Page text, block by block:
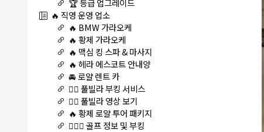
🏆 등급 업그레이드
🔥 직영 운영 업소
🔥 BMW 가라오케
🔥 황제 가라오케
🔥 맥심 킹 스파 & 마사지
🔥 헤라 에스코트 안내양
🚘 로얄 렌트 카
🏊‍♀️ 풀빌라 부킹 서비스
🏊‍♀️ 풀빌라 영상 보기
🔥 황제 로얄 투어 패키지
🏌🏻‍♂️ 골프 정보 및 부킹